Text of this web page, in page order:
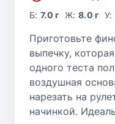
Б:7.0 г Ж: 8.0 г У:
Приготовьте
выпечку,
одного теста
воздушная
нарезать на
начинкой.